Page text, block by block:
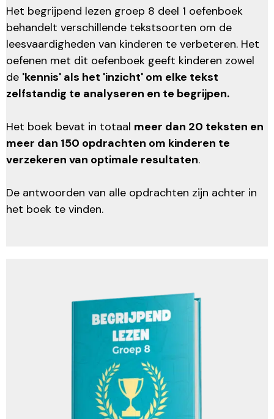
Het begrijpend lezen groep 8 deel 1 oefenboek
behandelt verschillende tekstsoorten om de
leesvaardigheden van kinderen te verbeteren. Het
oefenen met dit oefenboek geeft kinderen zowel
de 'kennis' als het 'inzicht' om elke tekst
zelfstandig te analyseren en te begrijpen.
Het boek bevat in totaal meer dan 20 teksten en
meer dan 150 opdrachten om kinderen te
verzekeren van optimale resultaten.
De antwoorden van alle opdrachten zijn achter in
het boek te vinden.